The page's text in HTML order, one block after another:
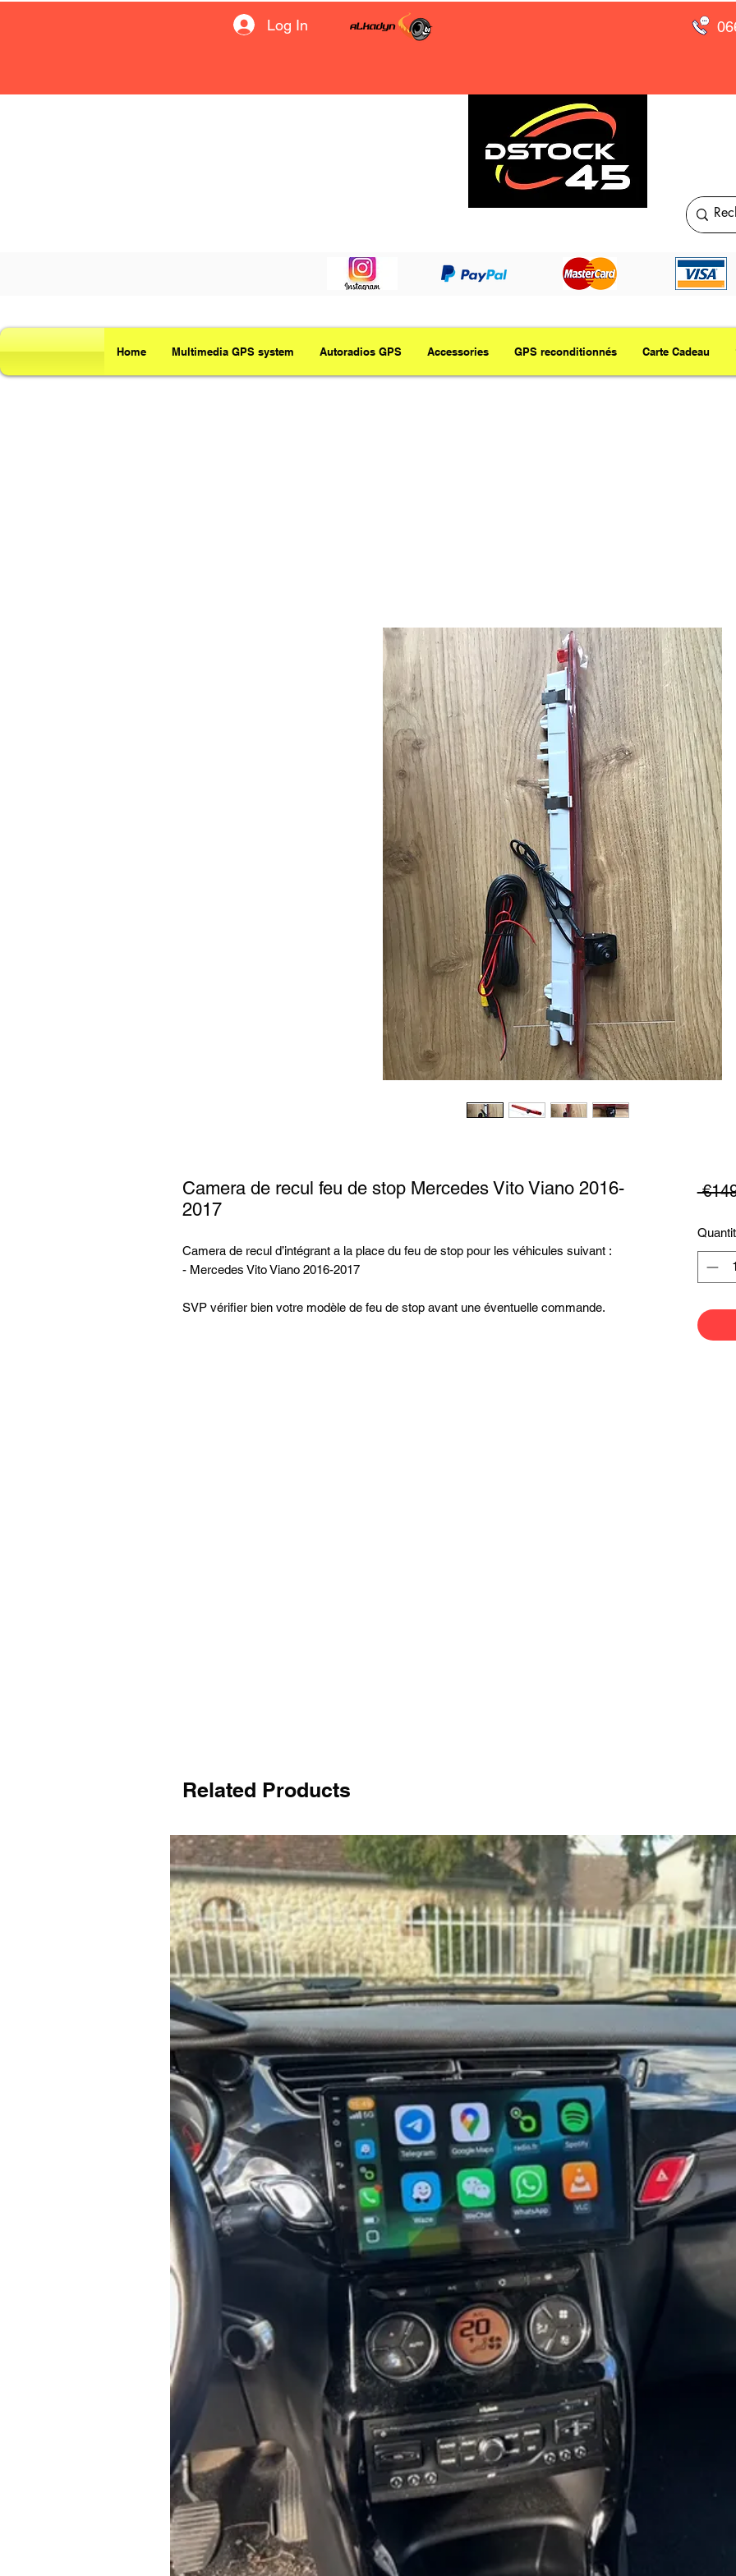
Log In
Home Multimedia GPS system Autoradios GPS Accessories GPS reconditionnés Carte Cadeau
Camera de recul feu de stop Mercedes Vito Viano 2016-
2017
Camera de recul d’intégrant a la place du feu de stop pour les véhicules suivant :
- Mercedes Vito Viano 2016-2017
SVP vérifier bien votre modèle de feu de stop avant une éventuelle commande.
Related Products